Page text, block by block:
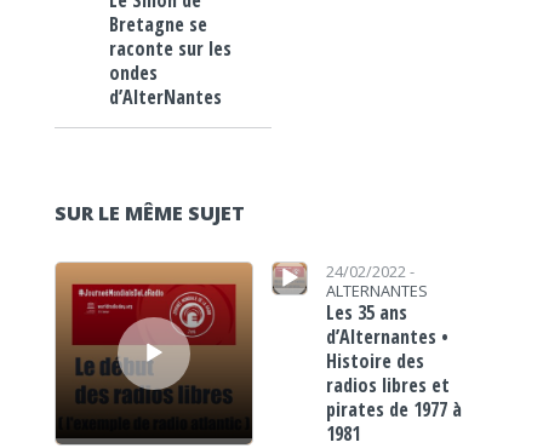
Bretagne se
raconte sur les
ondes
d’AlterNantes
SUR LE MÊME SUJET
Lecteur audio
Lecteur audio
24/02/2022 -
ALTERNANTES
Les 35 ans
d’Alternantes •
Histoire des
radios libres et
pirates de 1977 à
1981